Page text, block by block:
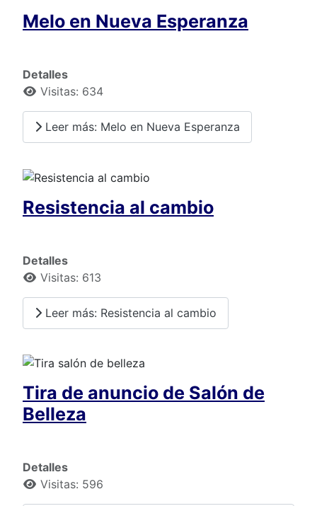
Melo en Nueva Esperanza
Detalles
Visitas: 634
Leer más: Melo en Nueva Esperanza
Resistencia al cambio
Detalles
Visitas: 613
Leer más: Resistencia al cambio
Tira de anuncio de Salón de
Belleza
Detalles
Visitas: 596